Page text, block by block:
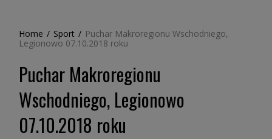
Home / Sport / Puchar Makroregionu Wschodniego,
Legionowo 07.10.2018 roku
Puchar Makroregionu
Wschodniego, Legionowo
07.10.2018 roku